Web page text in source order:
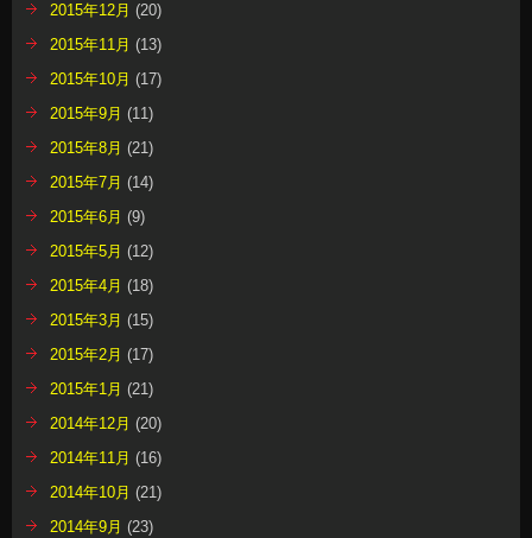
2015年12月 (20)
2015年11月 (13)
2015年10月 (17)
2015年9月 (11)
2015年8月 (21)
2015年7月 (14)
2015年6月 (9)
2015年5月 (12)
2015年4月 (18)
2015年3月 (15)
2015年2月 (17)
2015年1月 (21)
2014年12月 (20)
2014年11月 (16)
2014年10月 (21)
2014年9月 (23)